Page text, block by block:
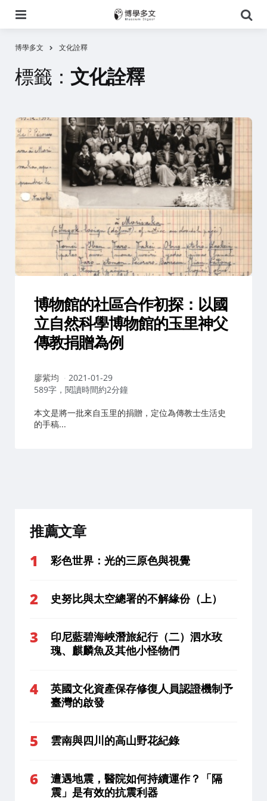
尋
博學多文 文化詮釋
標籤： 文化詮釋
博物館的社區合作初探：以國
立自然科學博物館的玉里神父
傳教捐贈為例
作
者：
廖紫均
2021-01-29
589字，閱讀時間約2分鐘
本文是將一批來自玉里的捐贈，定位為傳教士生活史
的手稿...
推薦文章
彩色世界：光的三原色與視覺
史努比與太空總署的不解緣份（上）
印尼藍碧海峽潛旅紀行（二）泗水玫
瑰、麒麟魚及其他小怪物們
英國文化資產保存修復人員認證機制予
臺灣的啟發
雲南與四川的高山野花紀錄
遭遇地震，醫院如何持續運作？「隔
震」是有效的抗震利器